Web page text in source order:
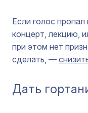
Если голос пропал
концерт, лекцию,
при этом нет
сделать, —
Дать